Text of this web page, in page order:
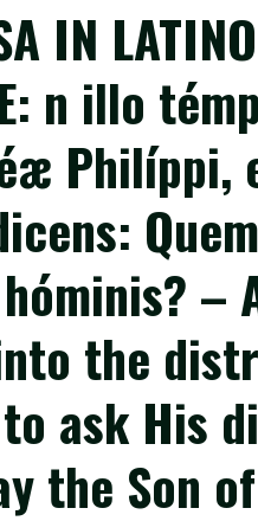
IN
n illo
Philíppi,
–
the
ask His
the Son